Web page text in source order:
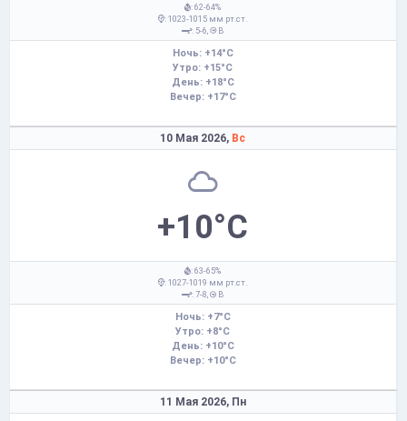
: 62-64%
: 1023-1015 мм рт.ст.
: 5-6,
В
Ночь: +14°C
Утро: +15°C
День: +18°C
Вечер: +17°C
10 Мая 2026, Вс
+10°C
: 63-65%
: 1027-1019 мм рт.ст.
: 7-8,
В
Ночь: +7°C
Утро: +8°C
День: +10°C
Вечер: +10°C
11 Мая 2026, Пн